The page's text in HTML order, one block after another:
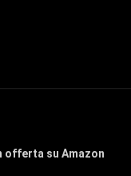
offerta su Amazon